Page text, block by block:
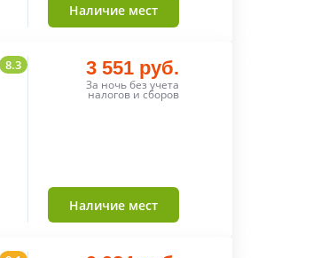
Наличие мест
8.3 3 551 руб.
За ночь без учета
налогов и сборов
Наличие мест